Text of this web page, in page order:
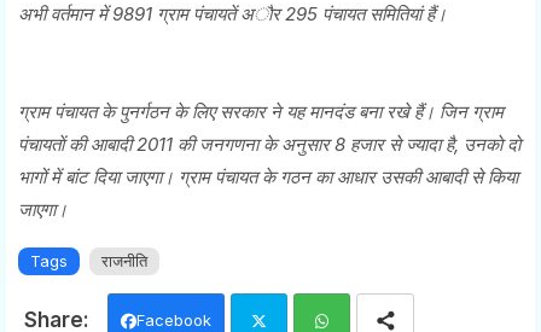
अभी वर्तमान में 9891 ग्राम पंचायतें अाैर 295 पंचायत समितियां हैं।
ग्राम पंचायत के पुनर्गठन के लिए सरकार ने यह मानदंड बना रखे हैं। जिन ग्राम
पंचायताें की आबादी 2011 की जनगणना के अनुसार 8 हजार से ज्यादा है, उनकाे दाे
भागों में बांट दिया जाएगा। ग्राम पंचायत के गठन का आधार उसकी आबादी से किया
जाएगा।
Tags राजनीति
Facebook